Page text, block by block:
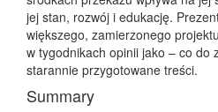
jej stan, rozwój i edukację.
większego, zamierzonego
w tygodnikach opinii jako – co do
starannie przygotowane treści.
Summary